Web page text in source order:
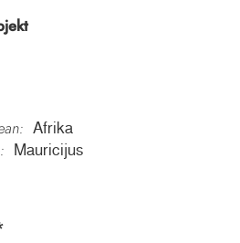
Afrika
Mauricijus